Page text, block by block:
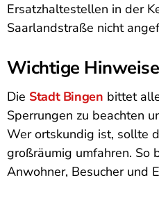
Ersatzhaltestellen in der
Saarlandstraße nicht
Wichtige
Die Stadt Bingen bittet
Sperrungen zu beachten
Wer ortskundig ist, sollte
großräumig umfahren. So
Anwohner, Besucher und